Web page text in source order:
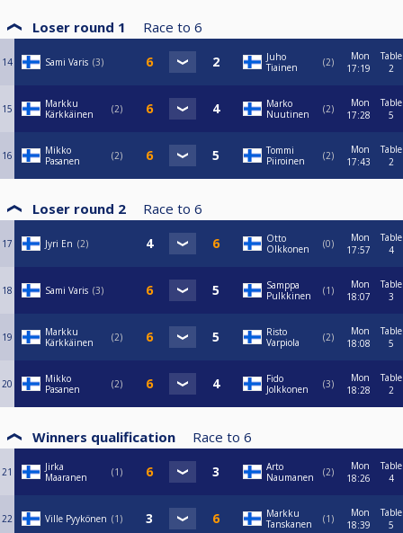
Loser round 1 Race to 6
14 Sami Varis 3
Juho
Tiainen
2
Mon
17:19
Table
2
15
Markku
Kärkkäinen
2
Marko
Nuutinen
2
Mon
17:28
Table
5
16
Mikko
Pasanen
2
Tommi
Piiroinen
2
Mon
17:43
Table
2
Loser round 2 Race to 6
17 Jyri En 2
Otto
Olkkonen
0
Mon
17:57
Table
4
18 Sami Varis 3
Samppa
Pulkkinen
1
Mon
18:07
Table
3
19
Markku
Kärkkäinen
2
Risto
Varpiola
2
Mon
18:08
Table
5
20
Mikko
Pasanen
2
Fido
Jolkkonen
3
Mon
18:28
Table
2
Winners qualification Race to 6
21
Jirka
Maaranen
1
Arto
Naumanen
2
Mon
18:26
Table
4
22 Ville Pyykönen 1
Markku
Tanskanen
1
Mon
18:39
Table
5